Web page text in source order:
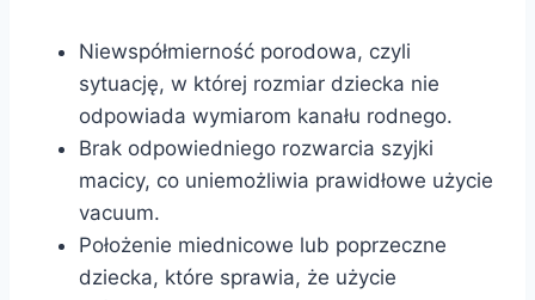
Niewspółmierność porodowa, czyli
sytuację, w której rozmiar dziecka nie
odpowiada wymiarom kanału rodnego.
Brak odpowiedniego rozwarcia szyjki
macicy, co uniemożliwia prawidłowe użycie
vacuum.
Położenie miednicowe lub poprzeczne
dziecka, które sprawia, że użycie